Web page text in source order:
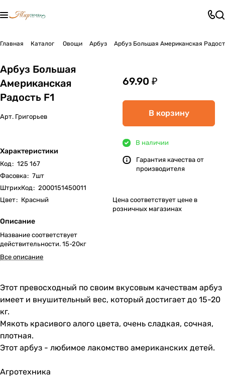
Главная Каталог Овощи Арбуз Арбуз Большая Американская
Арбуз Большая
Американская
Радость F1
Арт. Григорьев
Характеристики
Код: 125 167
Фасовка: 7шт
ШтрихКод: 2000151450011
Цвет: Красный
Описание
Название соответствует
действительности. 15-20кг
Все описание
69.90 ₽
В корзину
В наличии
Гарантия качества от
производителя
Цена соответствует цене в
розничных магазинах
Этот превосходный по своим вкусовым качествам арбуз
имеет и внушительный вес, который достигает до 15-20
кг.
Мякоть красивого алого цвета, очень сладкая, сочная,
плотная.
Этот арбуз - любимое лакомство американских детей.
Агротехника